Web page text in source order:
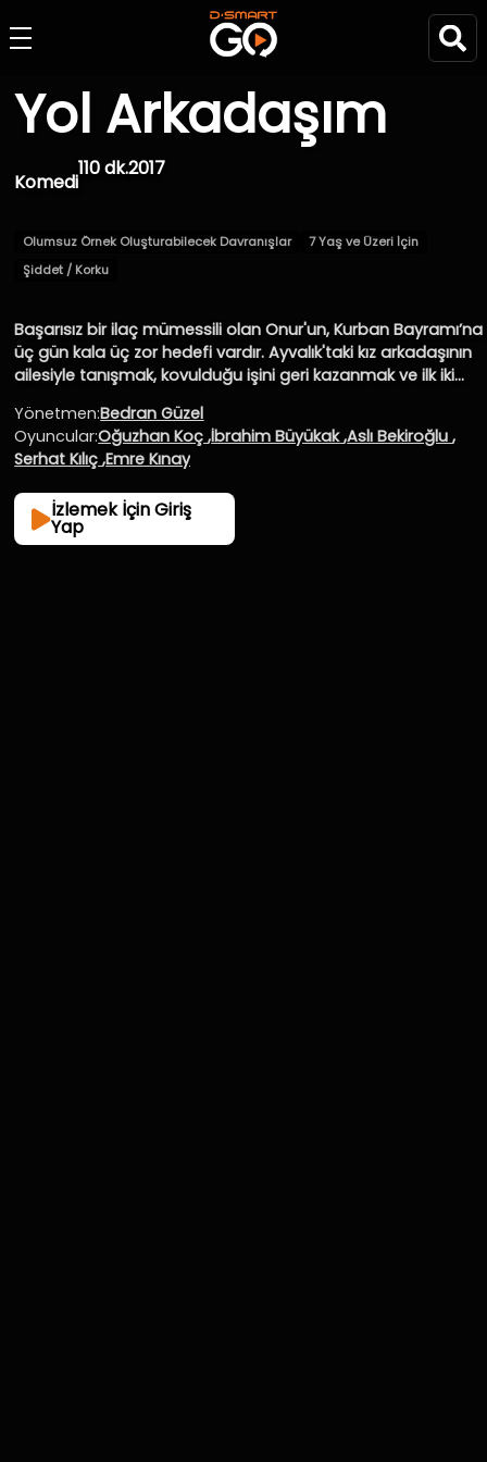
Yol Arkadaşım
Komedi
110 dk.2017
Olumsuz Örnek Oluşturabilecek Davranışlar
7 Yaş ve Üzeri İçin
Şiddet / Korku
Başarısız bir ilaç mümessili olan Onur'un, Kurban Bayramı’na
üç gün kala üç zor hedefi vardır. Ayvalık'taki kız arkadaşının
ailesiyle tanışmak, kovulduğu işini geri kazanmak ve ilk iki
uygulamasıyla tanışan ve tek ortak noktaları gidecekleri
istikamet olan Onur ve Şeref'in eğlence ve macera dolu
yolculuğu, izleyen herkese kurduğu hayal ile yaşadığı hayat
arasındaki farkı sorgulatacak.
Yönetmen:Bedran Güzel
Oyuncular:Oğuzhan Koç ,İbrahim Büyükak ,Aslı Bekiroğlu ,
Serhat Kılıç ,Emre Kınay
İzlemek İçin Giriş
Yap